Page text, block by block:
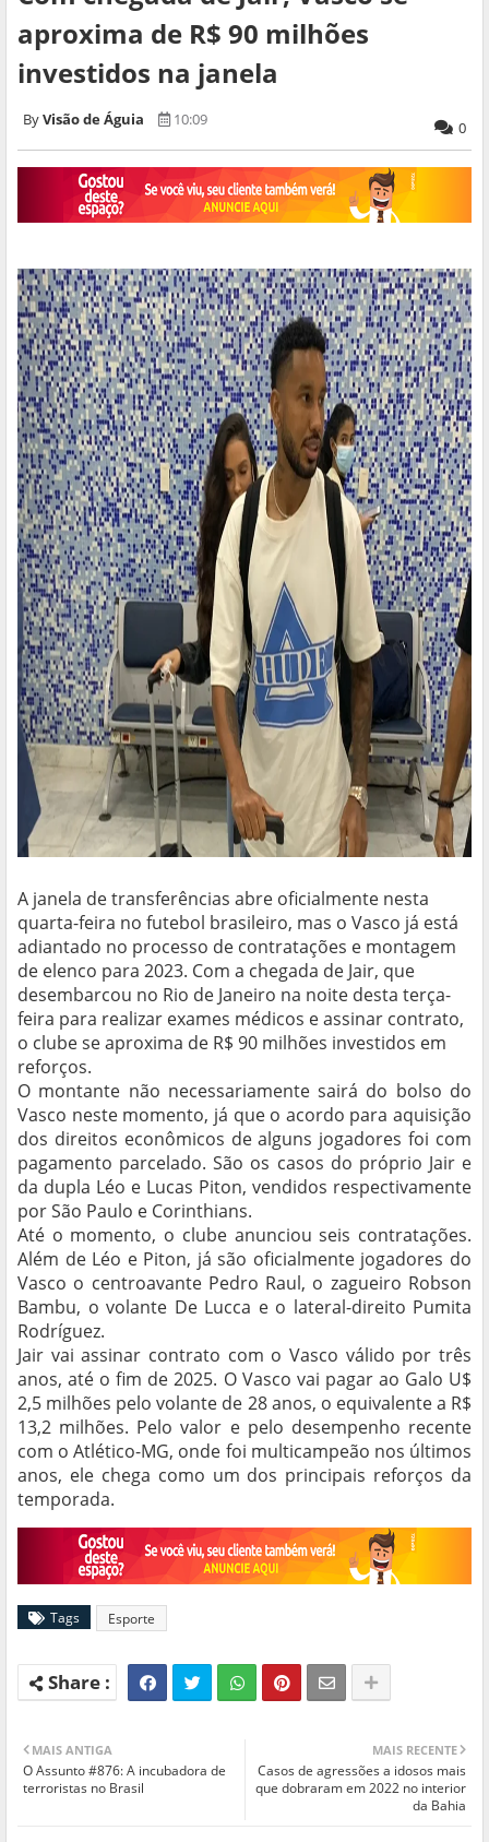
aproxima de R$ 90 milhões
investidos na janela
Visão de Águia 10:09 0
A janela de transferências abre oficialmente nesta
quarta-feira no futebol brasileiro, mas o Vasco já está
adiantado no processo de contratações e montagem
de elenco para 2023. Com a chegada de Jair, que
desembarcou no Rio de Janeiro na noite desta terça-
feira para realizar exames médicos e assinar contrato,
o clube se aproxima de R$ 90 milhões investidos em
reforços.
O montante não necessariamente sairá do bolso do
Vasco neste momento, já que o acordo para aquisição
dos direitos econômicos de alguns jogadores foi com
pagamento parcelado. São os casos do próprio Jair e
da dupla Léo e Lucas Piton, vendidos respectivamente
por São Paulo e Corinthians.
Até o momento, o clube anunciou seis contratações.
Além de Léo e Piton, já são oficialmente jogadores do
Vasco o centroavante Pedro Raul, o zagueiro Robson
Bambu, o volante De Lucca e o lateral-direito Pumita
Rodríguez.
Jair vai assinar contrato com o Vasco válido por três
anos, até o fim de 2025. O Vasco vai pagar ao Galo U$
2,5 milhões pelo volante de 28 anos, o equivalente a R$
13,2 milhões. Pelo valor e pelo desempenho recente
com o Atlético-MG, onde foi multicampeão nos últimos
anos, ele chega como um dos principais reforços da
temporada.
Tags Esporte
MAIS RECENTE
Casos de agressões a idosos mais
que dobraram em 2022 no interior
da Bahia
MAIS ANTIGA
O Assunto #876: A incubadora de
terroristas no Brasil